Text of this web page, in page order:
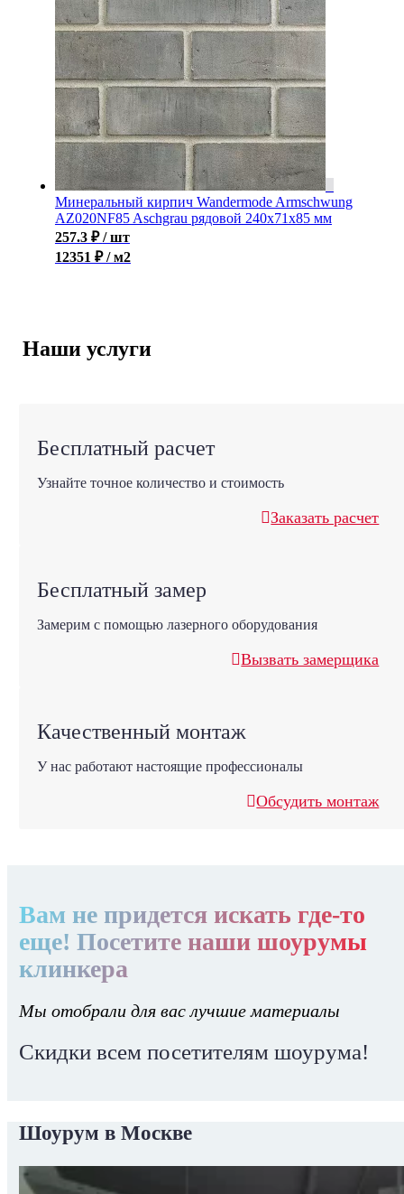
Минеральный кирпич Wandermode Armschwung
AZ020NF85 Aschgrau рядовой 240x71x85 мм
257.3 ₽ / шт
12351 ₽ / м2
Наши услуги
Бесплатный расчет
Узнайте точное количество и стоимость
Заказать расчет
Бесплатный замер
Замерим с помощью лазерного оборудования
Вызвать замерщика
Качественный монтаж
У нас работают настоящие профессионалы
Обсудить монтаж
Вам не придется искать где-то
еще! Посетите наши шоурумы
клинкера
Мы отобрали для вас лучшие материалы
Скидки всем посетителям шоурума!
Шоурум в Москве